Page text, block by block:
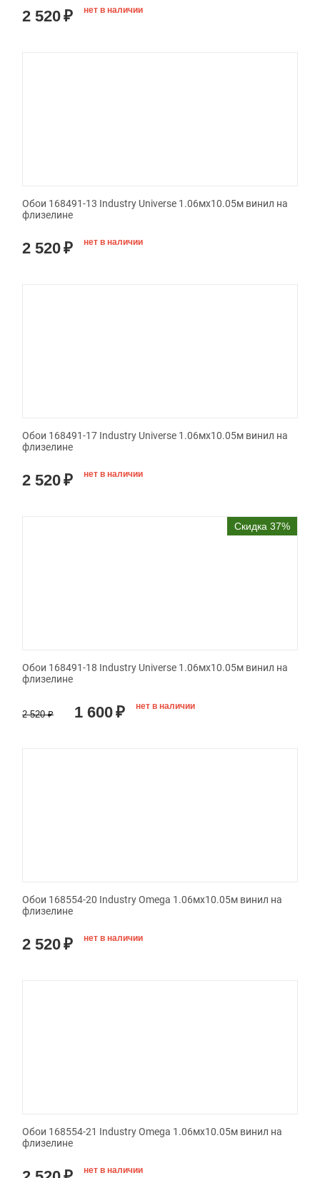
2 520₽ нет в наличии
Обои 168491-13 Industry Universe 1.06мx10.05м винил на
флизелине
2 520₽ нет в наличии
Обои 168491-17 Industry Universe 1.06мx10.05м винил на
флизелине
2 520₽ нет в наличии
Скидка 37%
Обои 168491-18 Industry Universe 1.06мx10.05м винил на
флизелине
2 520 ₽ 1 600₽ нет в наличии
Обои 168554-20 Industry Omega 1.06мx10.05м винил на
флизелине
2 520₽ нет в наличии
Обои 168554-21 Industry Omega 1.06мx10.05м винил на
флизелине
нет в наличии